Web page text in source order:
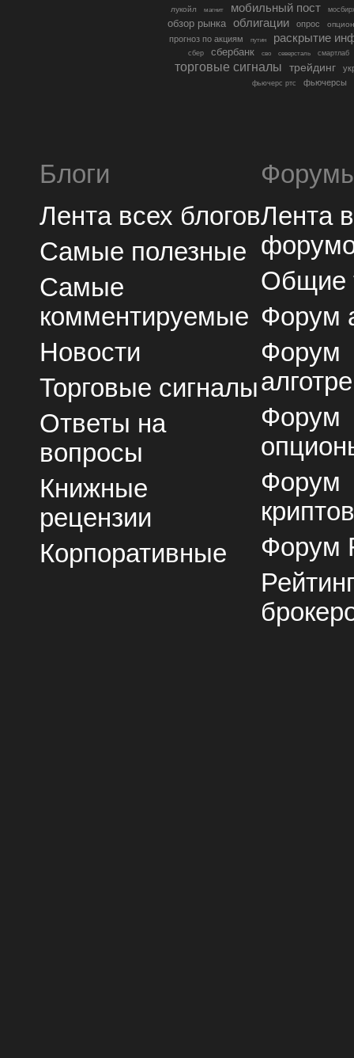
лукойл
магнит мобильный пост
обзор рынка облигации опрос
прогноз по акциям путин раскрытие
сбер сбербанк сво северсталь смартлаб
торговые сигналы трейдинг
фьючерс ртс фьючерсы
Блоги
Лента всех блогов
Самые полезные
Самые
комментируемые
Новости
Торговые сигналы
Ответы на
вопросы
Книжные
рецензии
Корпоративные
Лента
Общие
Форум
Форум
Форум
Форум
Форум